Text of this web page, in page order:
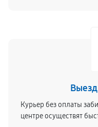
Курьер без оплаты
центре осуществят